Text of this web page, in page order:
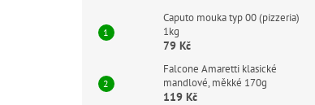
Caputo mouka typ 00 (pizzeria)
1kg
79 Kč
Falcone Amaretti klasické
mandlové, měkké 170g
119 Kč